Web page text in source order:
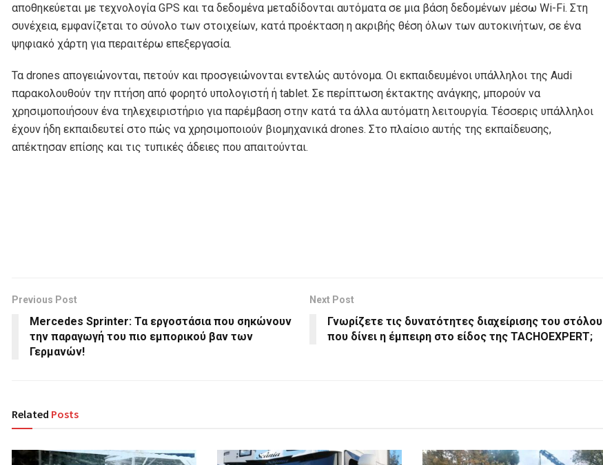
αποθηκεύεται με τεχνολογία GPS και τα δεδομένα μεταδίδονται αυτόματα σε μια βάση δεδομένων μέσω Wi-Fi. Στη
συνέχεια, εμφανίζεται το σύνολο των στοιχείων, κατά προέκταση η ακριβής θέση όλων των αυτοκινήτων, σε ένα
ψηφιακό χάρτη για περαιτέρω επεξεργασία.
Τα drones απογειώνονται, πετούν και προσγειώνονται εντελώς αυτόνομα. Οι εκπαιδευμένοι υπάλληλοι της Audi
παρακολουθούν την πτήση από φορητό υπολογιστή ή tablet. Σε περίπτωση έκτακτης ανάγκης, μπορούν να
χρησιμοποιήσουν ένα τηλεχειριστήριο για παρέμβαση στην κατά τα άλλα αυτόματη λειτουργία. Τέσσερις υπάλληλοι
έχουν ήδη εκπαιδευτεί στο πώς να χρησιμοποιούν βιομηχανικά drones. Στο πλαίσιο αυτής της εκπαίδευσης,
απέκτησαν επίσης και τις τυπικές άδειες που απαιτούνται.
Previous Post
Mercedes Sprinter: Τα εργοστάσια που σηκώνουν
την παραγωγή του πιο εμπορικού βαν των
Γερμανών!
Next Post
Γνωρίζετε τις δυνατότητες διαχείρισης του στόλου
που δίνει η έμπειρη στο είδος της ΤΑCHOEXPERT;
Related Posts